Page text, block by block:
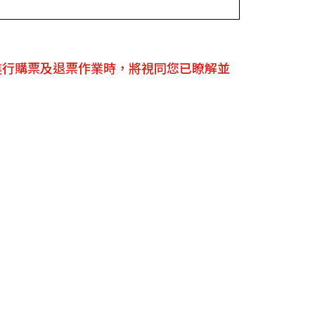
購票及退票作業時，將視同您已瞭解並